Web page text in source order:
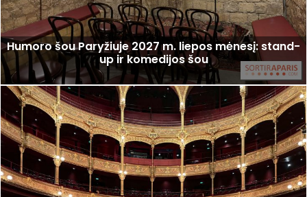
Humoro šou Paryžiuje 2027 m. liepos mėnesį: stand-
up ir komedijos šou